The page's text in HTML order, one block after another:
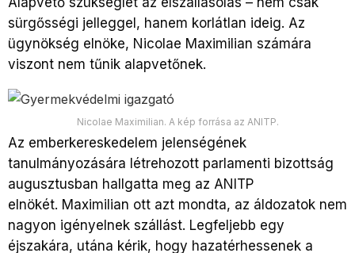
sürgősségi jelleggel, hanem korlátlan ideig. Az
ügynökség elnöke, Nicolae Maximilian számára
viszont nem tűnik alapvetőnek.
Nicolae Maximilian. A kép forrása az ANITP.
Az emberkereskedelem jelenségének
tanulmányozására létrehozott parlamenti bizottság
augusztusban hallgatta meg az ANITP
elnökét. Maximilian ott azt mondta, az áldozatok nem
nagyon igényelnek szállást. Legfeljebb egy
éjszakára, utána kérik, hogy hazatérhessenek a